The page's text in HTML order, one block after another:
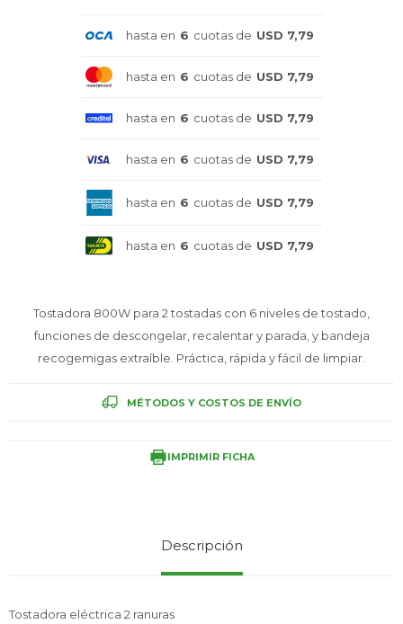
hasta en 6 cuotas de USD 7,79
hasta en 6 cuotas de USD 7,79
hasta en 6 cuotas de USD 7,79
hasta en 6 cuotas de USD 7,79
hasta en 6 cuotas de USD 7,79
hasta en 6 cuotas de USD 7,79
Tostadora 800W para 2 tostadas con 6 niveles de tostado,
funciones de descongelar, recalentar y parada, y bandeja
recogemigas extraíble. Práctica, rápida y fácil de limpiar.
MÉTODOS Y COSTOS DE ENVÍO
IMPRIMIR FICHA
Descripción
Tostadora eléctrica 2 ranuras
Outlet
Local
Service